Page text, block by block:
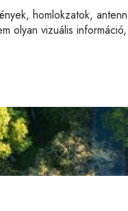
homlokzatok,
olyan vizuális